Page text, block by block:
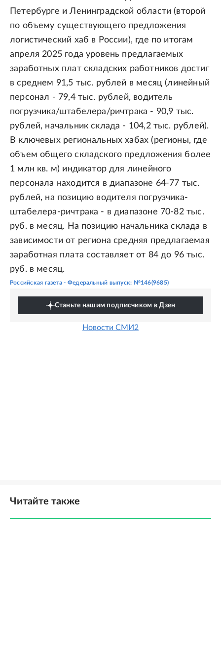
Петербурге и Ленинградской области (второй
по объему существующего предложения
логистический хаб в России), где по итогам
апреля 2025 года уровень предлагаемых
заработных плат складских работников достиг
в среднем 91,5 тыс. рублей в месяц (линейный
персонал - 79,4 тыс. рублей, водитель
погрузчика/штабелера/ричтрака - 90,9 тыс.
рублей, начальник склада - 104,2 тыс. рублей).
В ключевых региональных хабах (регионы, где
объем общего складского предложения более
1 млн кв. м) индикатор для линейного
персонала находится в диапазоне 64-77 тыс.
рублей, на позицию водителя погрузчика-
штабелера-ричтрака - в диапазоне 70-82 тыс.
руб. в месяц. На позицию начальника склада в
зависимости от региона средняя предлагаемая
заработная плата составляет от 84 до 96 тыс.
руб. в месяц.
Российская газета - Федеральный выпуск: №146(9685)
Станьте нашим подписчиком в Дзен
Новости СМИ2
Читайте также